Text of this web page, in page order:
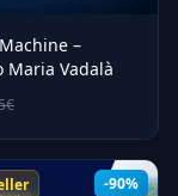
–
Maria Vadalà
-90%